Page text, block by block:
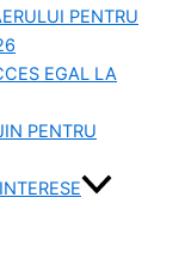
PENTRU
EGAL LA
PENTRU